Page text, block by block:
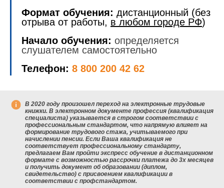
Формат обучения: дистанционный (без
отрыва от работы, в любом городе РФ)
Начало обучения: определяется
слушателем самостоятельно
Телефон: 8 800 200 42 62
В 2020 году произошел переход на электронные трудовые
книжки. В электронном документе профессия (квалификация
специалиста) указывается в строгом соответствии с
профессиональным стандартом, что напрямую влияет на
формирование трудового стажа, учитываемого при
начислении пенсии. Если Ваша квалификация не
соответствует профессиональному стандарту,
предлагаем Вам пройти экспресс обучение в дистанционном
формате с возможностью рассрочки платежа до 3х месяцев
и получить документ об образовании (диплом,
свидетельство) с присвоением квалификации в
соответствии с профстандартом.